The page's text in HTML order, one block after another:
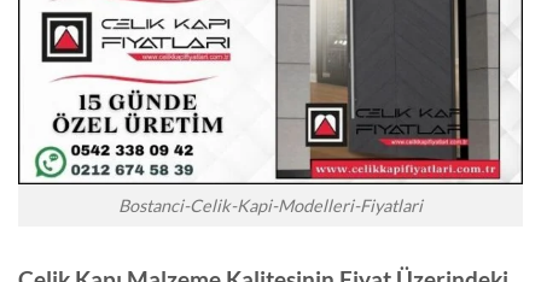
Bostanci-Celik-Kapi-Modelleri-Fiyatlari